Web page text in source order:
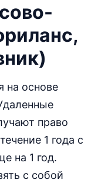
на основе
право
1 года с
на 1 год.
с собой